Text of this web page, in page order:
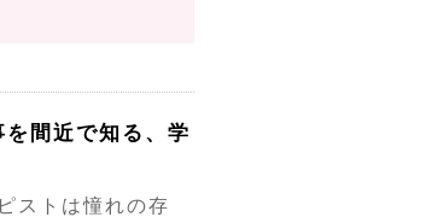
間近で知る、学
ストは憧れの存